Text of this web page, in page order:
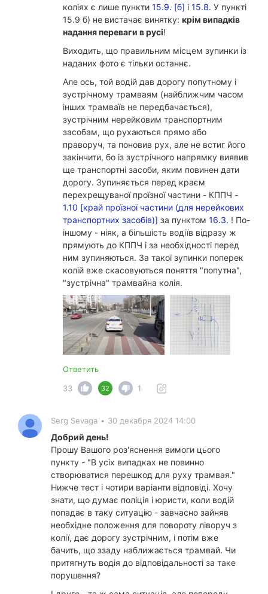
коліях є лише пункти 15.9. [б] і 15.8. У пункті
15.9 б) не вистачає винятку: крім випадків
надання переваги в русі!
Виходить, що правильним місцем зупинки із
наданих фото є тільки останнє.
Але ось, той водій дав дорогу попутному і
зустрічному трамваям (найближчим часом
інших трамваїв не передбачається),
зустрічним нерейковим транспортним
засобам, що рухаються прямо або
праворуч, та поновив рух, але не встиг його
закінчити, бо із зустрічного напрямку виявив
ще транспортні засоби, яким повинен дати
дорогу. Зупиняється перед краєм
перехрещуваної проїзної частини - КППЧ -
1.10 [край проїзної частини (для нерейкових
транспортних засобів)] за пунктом 16.3. ! По-
іншому - ніяк, а більшість водіїв відразу ж
прямують до КППЧ і за необхідності перед
ним зупиняються. За такої зупинки поперек
колій вже скасовуються поняття "попутна",
"зустрічна" трамвайна колія.
Ответить
33
32 1
Serg Sevaga • 30 декабря 2024 14:00
Добрий день!
Прошу Вашого роз'яснення вимоги цього
пункту - "В усіх випадках не повинно
створюватися перешкод для руху трамвая."
Нижче тест і чотири варіанти відповіді. Хочу
знати, що думає поліція і юристи, коли водій
попадає в таку ситуацію - завчасно зайняв
необхідне положення для повороту ліворуч з
колії, дає дорогу зустрічним, і потім вже
бачить, що ззаду наближається трамвай. Чи
притягнуть водія до відповідальності за таке
порушення?